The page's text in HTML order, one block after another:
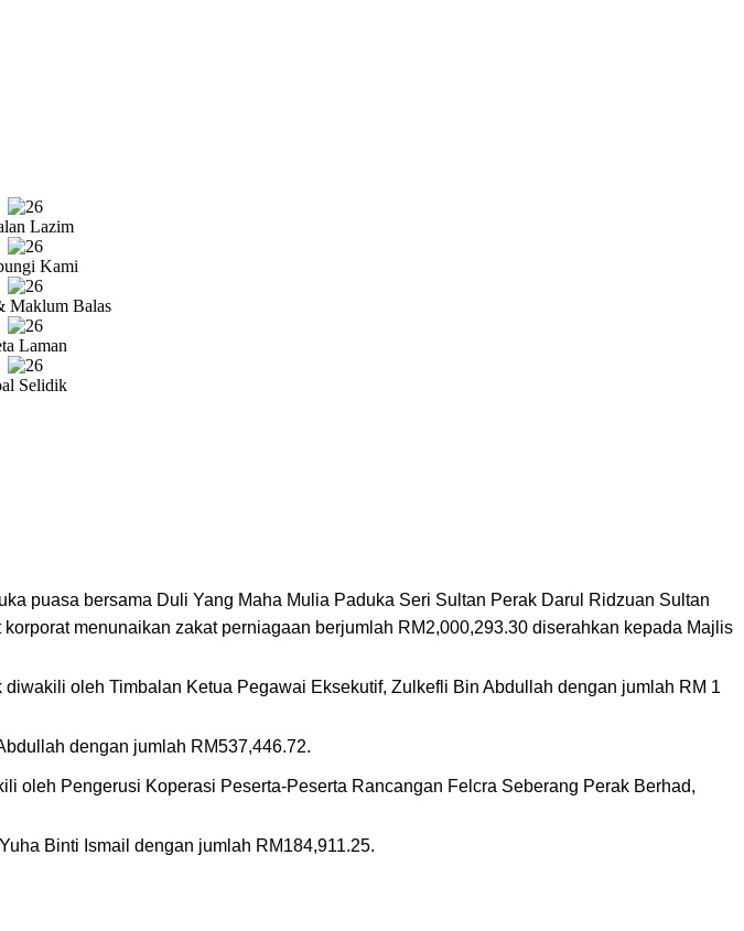
Lazim
Kami
Maklum Balas
Laman
Selidik
puasa bersama Duli Yang Maha Mulia Paduka Seri Sultan Perak Darul Ridzuan Sultan
menunaikan zakat perniagaan berjumlah RM2,000,293.30 diserahkan kepada Majlis
oleh Timbalan Ketua Pegawai Eksekutif, Zulkefli Bin Abdullah dengan jumlah RM 1
dengan jumlah RM537,446.72.
oleh Pengerusi Koperasi Peserta-Peserta Rancangan Felcra Seberang Perak Berhad,
Binti Ismail dengan jumlah RM184,911.25.